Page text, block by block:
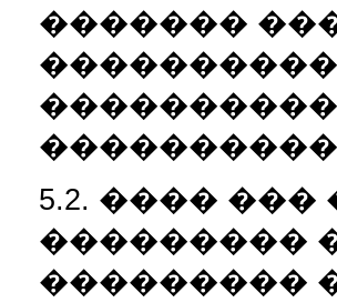
�������
5.2. ����
���������
���������